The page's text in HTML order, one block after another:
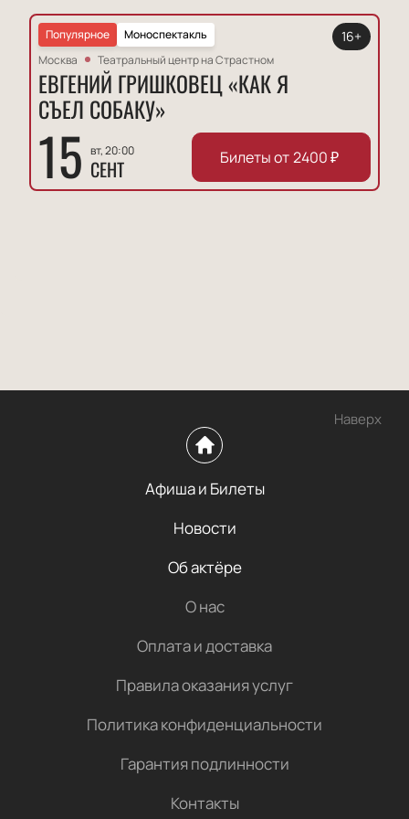
Моноспектакль
Популярное
Москва
Театральный центр на Страстном
ЕВГЕНИЙ ГРИШКОВЕЦ «КАК Я
СЪЕЛ СОБАКУ»
15 вт, 20:00
СЕНТ
16+
Билеты от2400₽
Наверх
Афиша и Билеты
Новости
Об актёре
О нас
Оплата и доставка
Правила оказания услуг
Политика конфиденциальности
Гарантия подлинности
Контакты